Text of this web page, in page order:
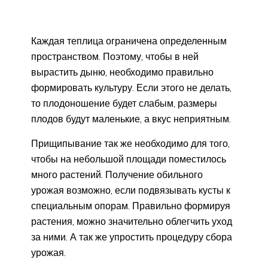
Каждая теплица ограничена определенным
пространством. Поэтому, чтобы в ней
вырастить дыню, необходимо правильно
формировать культуру. Если этого не делать,
то плодоношение будет слабым, размеры
плодов будут маленькие, а вкус неприятным.
Прищипывание так же необходимо для того,
чтобы на небольшой площади поместилось
много растений. Получение обильного
урожая возможно, если подвязывать кусты к
специальным опорам. Правильно формируя
растения, можно значительно облегчить уход
за ними. А так же упростить процедуру сбора
урожая.